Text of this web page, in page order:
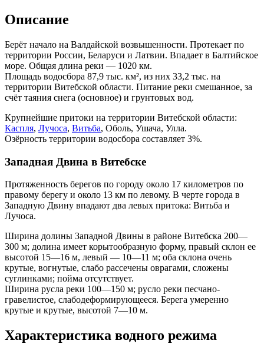
Описание
Берёт начало на Валдайской возвышенности. Протекает по
территории России, Беларуси и Латвии. Впадает в Балтийское
море. Общая длина реки — 1020 км.
Площадь водосбора 87,9 тыс. км², из них 33,2 тыс. на
территории Витебской области. Питание реки смешанное, за
счёт таяния снега (основное) и грунтовых вод.
Крупнейшие притоки на территории Витебской области:
Каспля, Лучоса, Витьба, Оболь, Ушача, Улла.
Озёрность территории водосбора составляет 3%.
Западная Двина в Витебске
Протяженность берегов по городу около 17 километров по
правому берегу и около 13 км по левому. В черте города в
Западную Двину впадают два левых притока: Витьба и
Лучоса.
Ширина долины Западной Двины в районе Витебска 200—
300 м; долина имеет корытообразную форму, правый склон ее
высотой 15—16 м, левый — 10—11 м; оба склона очень
крутые, вогнутые, слабо рассечены оврагами, сложены
суглинками; пойма отсутствует.
Ширина русла реки 100—150 м; русло реки песчано-
гравелистое, слабодеформирующееся. Берега умеренно
крутые и крутые, высотой 7—10 м.
Характеристика водного режима